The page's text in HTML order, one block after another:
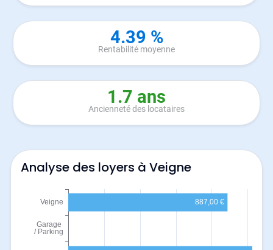
4.39 %
Rentabilité moyenne
1.7 ans
Ancienneté des locataires
Analyse des loyers à Veigne